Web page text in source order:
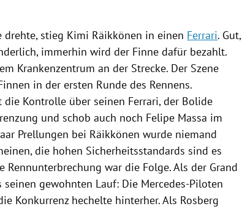
drehte, stieg Kimi Räikkönen in einen Ferrari. Gut,
immerhin wird der Finne dafür bezahlt.
Krankenzentrum an der Strecke. Der Szene
in der ersten Runde des Rennens.
Kontrolle über seinen Ferrari, der Bolide
und schob auch noch Felipe Massa im
Prellungen bei Räikkönen wurde niemand
die hohen Sicherheitsstandards sind es
war die Folge. Als der Grand
gewohnten Lauf: Die Mercedes-Piloten
Konkurrenz hechelte hinterher. Als Rosberg